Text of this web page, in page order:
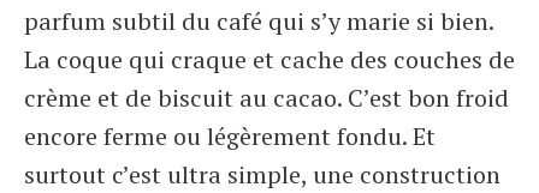
parfum subtil du café qui s’y marie si bien.
La coque qui craque et cache des couches de
crème et de biscuit au cacao. C’est bon froid
encore ferme ou légèrement fondu. Et
surtout c’est ultra simple, une construction